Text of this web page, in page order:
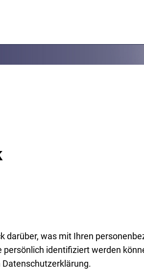
was mit Ihren
persönlich identifiziert werden